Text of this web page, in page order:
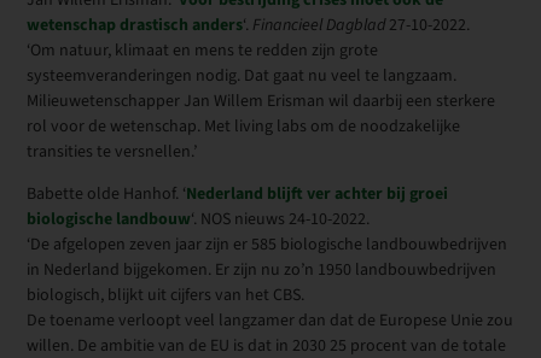
wetenschap drastisch anders‘. Financieel Dagblad27-10-2022.
‘Om natuur, klimaat en mens te redden zijn grote
systeemveranderingen nodig. Dat gaat nu veel te langzaam.
Milieuwetenschapper Jan Willem Erisman wil daarbij een sterkere
rol voor de wetenschap. Met living labs om de noodzakelijke
transities te versnellen.’
Babette olde Hanhof. ‘Nederland blijft ver achter bij groei
biologische landbouw‘. NOS nieuws 24-10-2022.
‘De afgelopen zeven jaar zijn er 585 biologische landbouwbedrijven
in Nederland bijgekomen. Er zijn nu zo’n 1950 landbouwbedrijven
biologisch, blijkt uit cijfers van het CBS.
De toename verloopt veel langzamer dan dat de Europese Unie zou
willen. De ambitie van de EU is dat in 2030 25 procent van de totale